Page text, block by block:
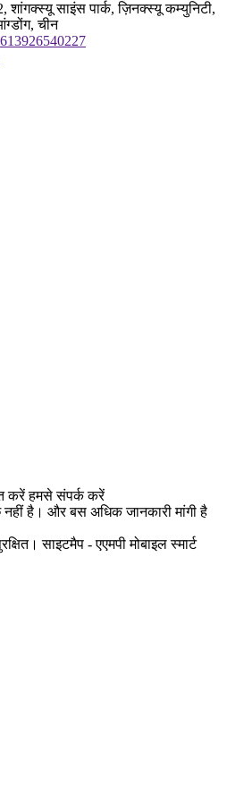
शांगक्स्यू साइंस पार्क, ज़िनक्स्यू कम्युनिटी,
चीन
करें हमसे संपर्क करें
है। और बस अधिक जानकारी मांगी है
साइटमैप - एएमपी मोबाइल स्मार्ट